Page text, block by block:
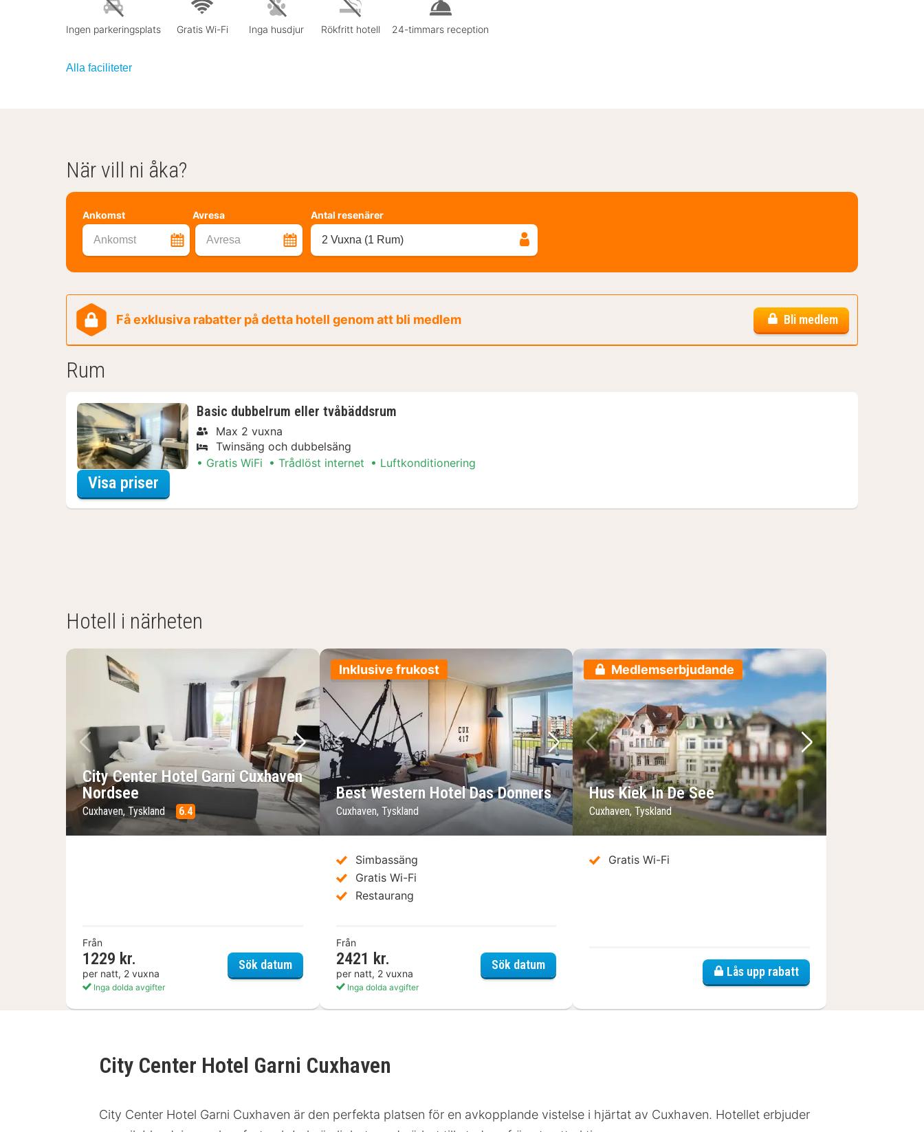
Ingen parkeringsplats Gratis Wi-Fi Inga husdjur Rökfritt hotell 24-timmars reception
Alla faciliteter
När vill ni åka?
Ankomst Avresa
Ankomst Avresa
Antal resenärer
2 Vuxna (1 Rum)
Få exklusiva rabatter på detta hotell genom att bli medlem Bli medlem
Rum
Basic dubbelrum eller tvåbäddsrum
Max 2 vuxna
Twinsäng och dubbelsäng
Gratis WiFi
Trådlöst internet Luftkonditionering
Visa priser
Hotell i närheten
Föregående bild
Nästa bild
City Center Hotel Garni Cuxhaven
Nordsee
Cuxhaven, Tyskland 6.4
Från
1229 kr.
per natt, 2 vuxna
Inga dolda avgifter
Sök datumCity Center Hotel Garni Cuxhaven Nordsee
Inklusive frukost
Föregående bild
Nästa bild
Best Western Hotel Das Donners
Cuxhaven, Tyskland
Simbassäng
Gratis Wi-Fi
Restaurang
Från
2421 kr.
per natt, 2 vuxna
Inga dolda avgifter
Sök datumBest Western Hotel Das Donners
Medlemserbjudande
Föregående bild
Nästa bild
Hus Kiek In De See
Cuxhaven, Tyskland
Gratis Wi-Fi
Lås upp rabatt
City Center Hotel Garni Cuxhaven
City Center Hotel Garni Cuxhaven är den perfekta platsen för en avkopplande vistelse i hjärtat av Cuxhaven. Hotellet erbjuder